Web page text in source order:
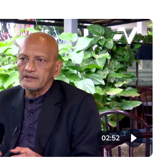
02:52